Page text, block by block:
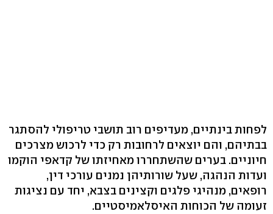
לפחות בינתיים, מעדיפים רוב תושבי טריפולי להסתגר
בבתיהם, והם יוצאים לרחובות רק כדי לרכוש מצרכים
חיוניים. בערים שהשתחררו מאחיזתו של קדאפי הוקמו
ועדות הנהגה, שעל שורותיהן נמנים עורכי דין,
רופאים, מנהיגי פלגים וקצינים בצבא, יחד עם נציגות
זעומה של הכוחות האיסלאמיסטיים.